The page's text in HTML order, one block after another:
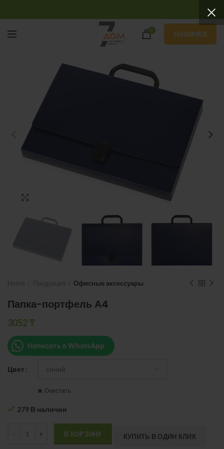
0 НОВИНКИ
Офисные аксессуары
Папка-портфель А4
3052₸
Написать в WhatsApp
Цвет
Очистить
279 В наличии
В КОРЗИНУ КУПИТЬ В ОДИН КЛИК